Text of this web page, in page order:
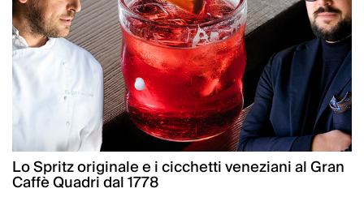
Lo Spritz originale e i cicchetti veneziani al Gran
Caffè Quadri dal 1778